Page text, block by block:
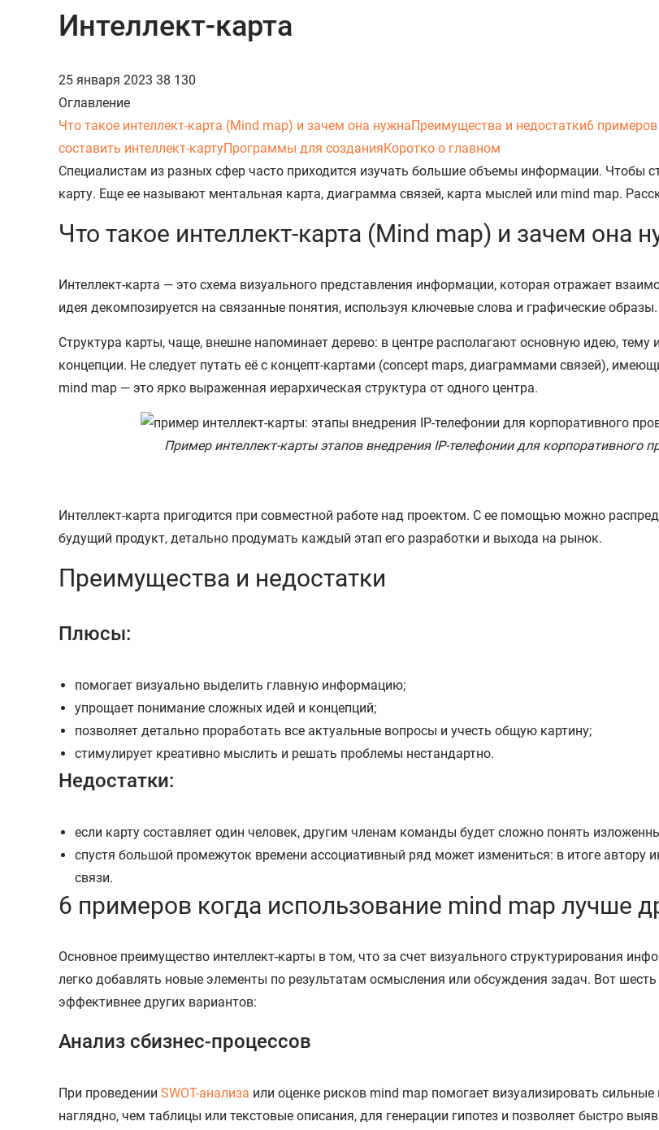
Интеллект-карта
25 января 2023 38 130
Оглавление
Что такое интеллект-карта (Mind map) и зачем она нужнаПреимущества и недостатки6
составить интеллект-картуПрограммы для созданияКоротко о главном
Специалистам из разных сфер часто приходится изучать большие объемы информации. Чтобы
карту. Еще ее называют ментальная карта, диаграмма связей, карта мыслей или mind map.
Что такое интеллект-карта (Mind map) и зачем она
Интеллект-карта — это схема визуального представления информации, которая отражает
идея декомпозируется на связанные понятия, используя ключевые слова и графические
Структура карты, чаще, внешне напоминает дерево: в центре располагают основную идею, тему
концепции. Не следует путать её с концепт-картами (concept maps, диаграммами связей),
mind map — это ярко выраженная иерархическая структура от одного центра.
Пример интеллект-карты этапов внедрения IP-телефонии для корпоративного
Интеллект-карта пригодится при совместной работе над проектом. С ее помощью можно
будущий продукт, детально продумать каждый этап его разработки и выхода на рынок.
Преимущества и недостатки
Плюсы:
помогает визуально выделить главную информацию;
упрощает понимание сложных идей и концепций;
позволяет детально проработать все актуальные вопросы и учесть общую картину;
стимулирует креативно мыслить и решать проблемы нестандартно.
Недостатки:
если карту составляет один человек, другим членам команды будет сложно понять
спустя большой промежуток времени ассоциативный ряд может измениться: в итоге автору
связи.
6 примеров когда использование mind map лучше
Основное преимущество интеллект-карты в том, что за счет визуального структурирования
легко добавлять новые элементы по результатам осмысления или обсуждения задач. Вот
эффективнее других вариантов:
Анализ сбизнес-процессов
При проведении SWOT-анализа или оценке рисков mind map помогает визуализировать
наглядно, чем таблицы или текстовые описания, для генерации гипотез и позволяет быстро